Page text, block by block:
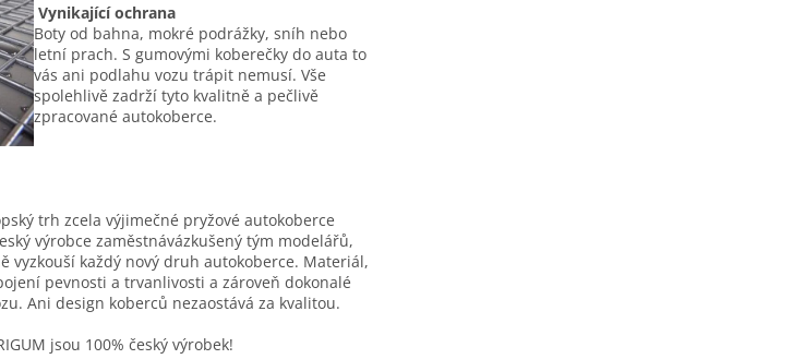
Vynikající ochrana
Boty od bahna, mokré podrážky, sníh nebo
letní prach. S gumovými koberečky do auta to
vás ani podlahu vozu trápit nemusí. Vše
spolehlivě zadrží tyto kvalitně a pečlivě
zpracované autokoberce.
trh zcela výjimečné pryžové autokoberce
výrobce zaměstnávázkušený tým modelářů,
vyzkouší každý nový druh autokoberce. Materiál,
pevnosti a trvanlivosti a zároveň dokonalé
Ani design koberců nezaostává za kvalitou.
jsou 100% český výrobek!